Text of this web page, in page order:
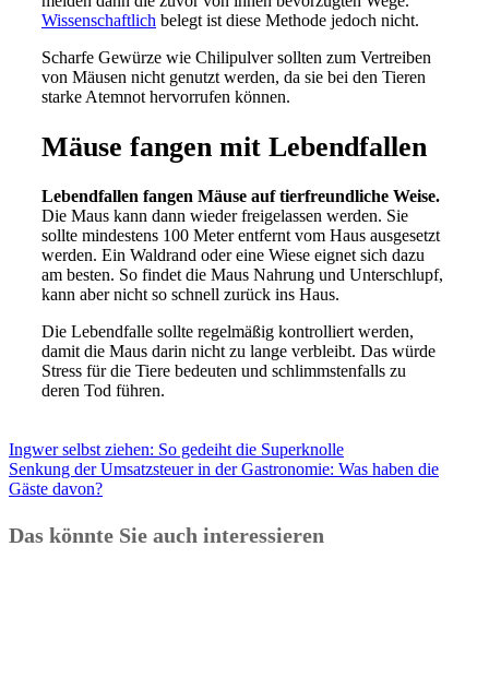
Wissenschaftlich belegt ist diese Methode jedoch nicht.
Scharfe Gewürze wie Chilipulver sollten zum Vertreiben
von Mäusen nicht genutzt werden, da sie bei den Tieren
starke Atemnot hervorrufen können.
Mäuse fangen mit Lebendfallen
Lebendfallen fangen Mäuse auf tierfreundliche Weise.
Die Maus kann dann wieder freigelassen werden. Sie
sollte mindestens 100 Meter entfernt vom Haus ausgesetzt
werden. Ein Waldrand oder eine Wiese eignet sich dazu
am besten. So findet die Maus Nahrung und Unterschlupf,
kann aber nicht so schnell zurück ins Haus.
Die Lebendfalle sollte regelmäßig kontrolliert werden,
damit die Maus darin nicht zu lange verbleibt. Das würde
Stress für die Tiere bedeuten und schlimmstenfalls zu
deren Tod führen.
Ingwer selbst ziehen: So gedeiht die Superknolle
Senkung der Umsatzsteuer in der Gastronomie: Was haben die
Gäste davon?
Das könnte Sie auch interessieren